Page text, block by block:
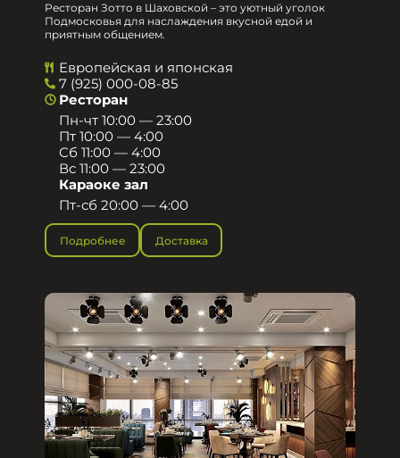
Ресторан Зотто в Шаховской – это уютный уголок
Подмосковья для наслаждения вкусной едой и
приятным общением.​
Европейская и японская
7 (925) 000-08-85
Ресторан
Пн-чт 10:00 — 23:00
Пт 10:00 — 4:00
Сб 11:00 — 4:00
Вс 11:00 — 23:00
Караоке зал
Пт-сб 20:00 — 4:00
Подробнее Доставка